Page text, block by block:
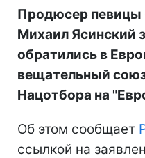
Продюсер певицы
Михаил Ясинский
обратились в
вещательный
Нацотбора на
Об этом сообщает
ссылкой на